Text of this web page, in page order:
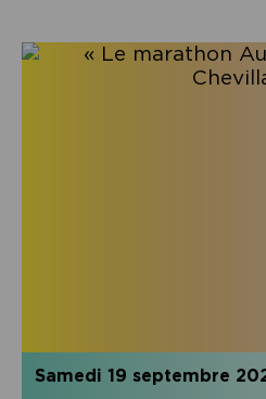
samedi 19 septembre